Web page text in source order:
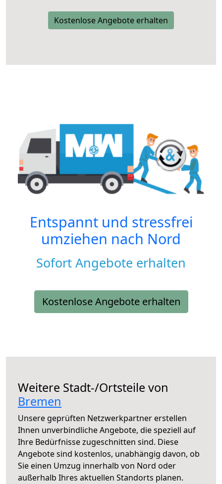
Kostenlose Angebote erhalten
Entspannt und stressfrei
umziehen nach Nord
Sofort Angebote erhalten
Kostenlose Angebote erhalten
Weitere Stadt-/Ortsteile von
Bremen
Unsere geprüften Netzwerkpartner erstellen
Ihnen unverbindliche Angebote, die speziell auf
Ihre Bedürfnisse zugeschnitten sind. Diese
Angebote sind kostenlos, unabhängig davon, ob
Sie einen Umzug innerhalb von Nord oder
außerhalb Ihres aktuellen Standorts planen.